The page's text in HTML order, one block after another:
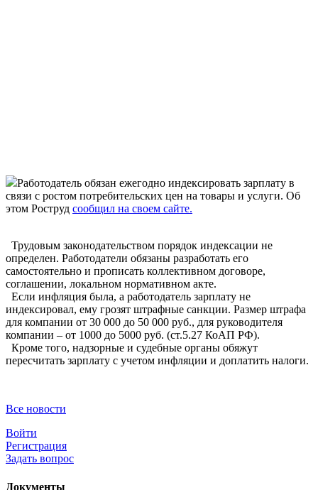
Работодатель обязан ежегодно индексировать зарплату в
связи с ростом потребительских цен на товары и услуги. Об
этом Роструд сообщил на своем сайте.
Трудовым законодательством порядок индексации не
определен. Работодатели обязаны разработать его
самостоятельно и прописать коллективном договоре,
соглашении, локальном нормативном акте.
Если инфляция была, а работодатель зарплату не
индексировал, ему грозят штрафные санкции. Размер штрафа
для компании от 30 000 до 50 000 руб., для руководителя
компании – от 1000 до 5000 руб. (ст.5.27 КоАП РФ).
Кроме того, надзорные и судебные органы обяжут
пересчитать зарплату с учетом инфляции и доплатить налоги.
Все новости
Войти
Регистрация
Задать вопрос
Документы